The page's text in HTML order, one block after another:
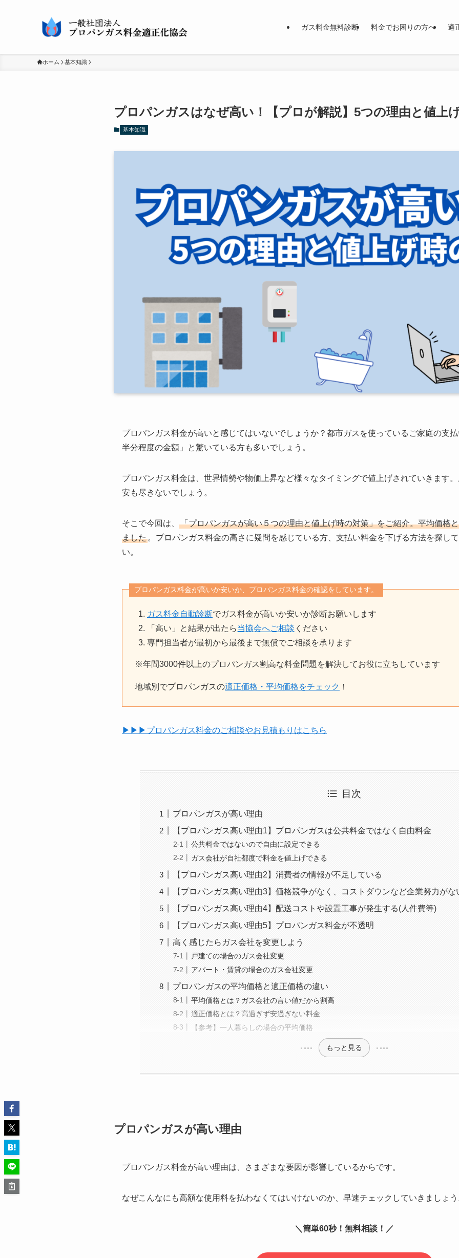
ガス料金無料診断 料金でお困りの方へ 適
ホーム 基本知識
プロパンガスはなぜ高い！【プロが解説】5つの理由と値上
基本知識
プロパンガス料金が高いと感じてはいないでしょうか？都市ガスを使っているご家庭の支
半分程度の金額」と驚いている方も多いでしょう。
プロパンガス料金は、世界情勢や物価上昇など様々なタイミングで値上げされていきます
安も尽きないでしょう。
そこで今回は、
「プロパンガスが高い５つの理由と値上げ時の対策」をご紹介。平均価格
ました 。プロパンガス料金の高さに疑問を感じている方、支払い料金を下げる方法を探し
い。
プロパンガス料金が高いか安いか、プロパンガス料金の確認をしています。
ガス料金自動診断でガス料金が高いか安いか診断お願いします
「高い」と結果が出たら当協会へご相談 ください
専門担当者が最初から最後まで無償でご相談を承ります
※年間3000件以上のプロパンガス割高な料金問題を解決してお役に立ちしています
地域別でプロパンガスの適正価格・平均価格をチェック ！
▶︎▶︎▶︎プロパンガス料金のご相談やお見積もりはこちら
目次
プロパンガスが高い理由
【プロパンガス高い理由1】プロパンガスは公共料金ではなく自由料金
公共料金ではないので自由に設定できる
ガス会社が自社都度で料金を値上げできる
【プロパンガス高い理由2】消費者の情報が不足している
【プロパンガス高い理由3】価格競争がなく、コストダウンなど企業努力がな
【プロパンガス高い理由4】配送コストや設置工事が発生する(人件費等)
【プロパンガス高い理由5】プロパンガス料金が不透明
高く感じたらガス会社を変更しよう
戸建ての場合のガス会社変更
アパート・賃貸の場合のガス会社変更
プロパンガスの平均価格と適正価格の違い
平均価格とは？ガス会社の言い値だから割高
適正価格とは？高過ぎず安過ぎない料金
【参考】一人暮らしの場合の平均価格
もっと見る
プロパンガスが高い理由
プロパンガス料金が高い理由は、さまざまな要因が影響しているからです。
なぜこんなにも高額な使用料を払わなくてはいけないのか、早速チェックしていきましょ
＼簡単60秒！無料相談！／